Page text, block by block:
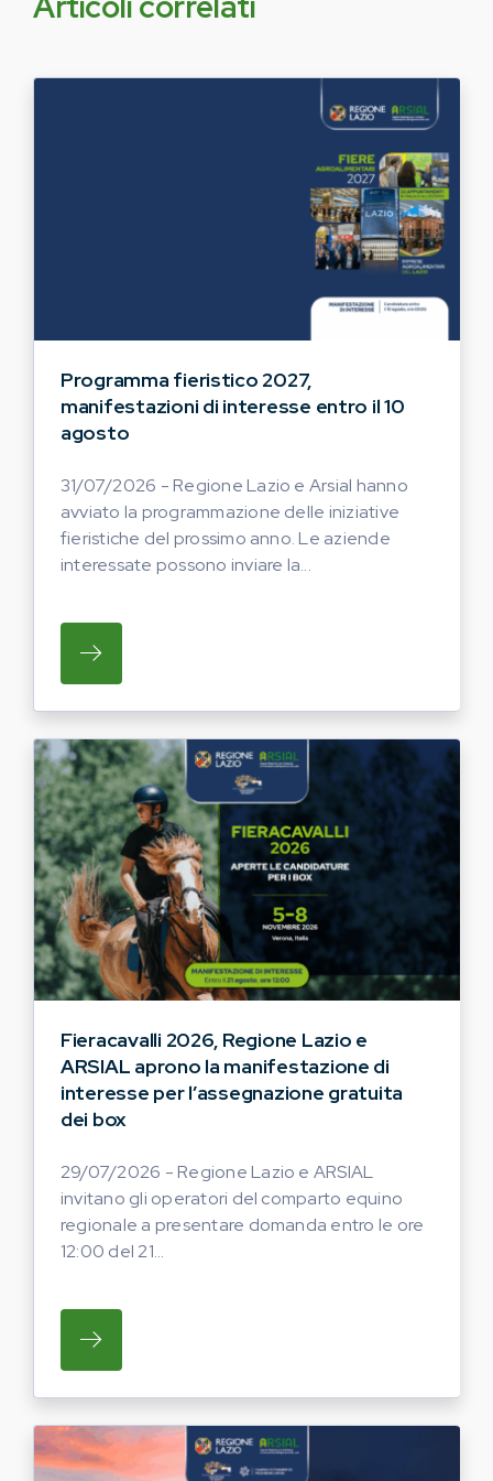
Programma fieristico 2027,
manifestazioni di interesse entro il 10
agosto
31/07/2026 - Regione Lazio e Arsial hanno
avviato la programmazione delle iniziative
fieristiche del prossimo anno. Le aziende
interessate possono inviare la...
SU REGIONE LAZIO E ARSIAL HANNO
Fieracavalli 2026, Regione Lazio e
ARSIAL aprono la manifestazione di
interesse per l’assegnazione gratuita
dei box
29/07/2026 - Regione Lazio e ARSIAL
invitano gli operatori del comparto equino
regionale a presentare domanda entro le ore
12:00 del 21...
SU REGIONE LAZIO E ARSIAL INVITANO